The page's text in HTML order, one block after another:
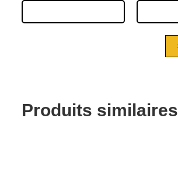
Produits similaires